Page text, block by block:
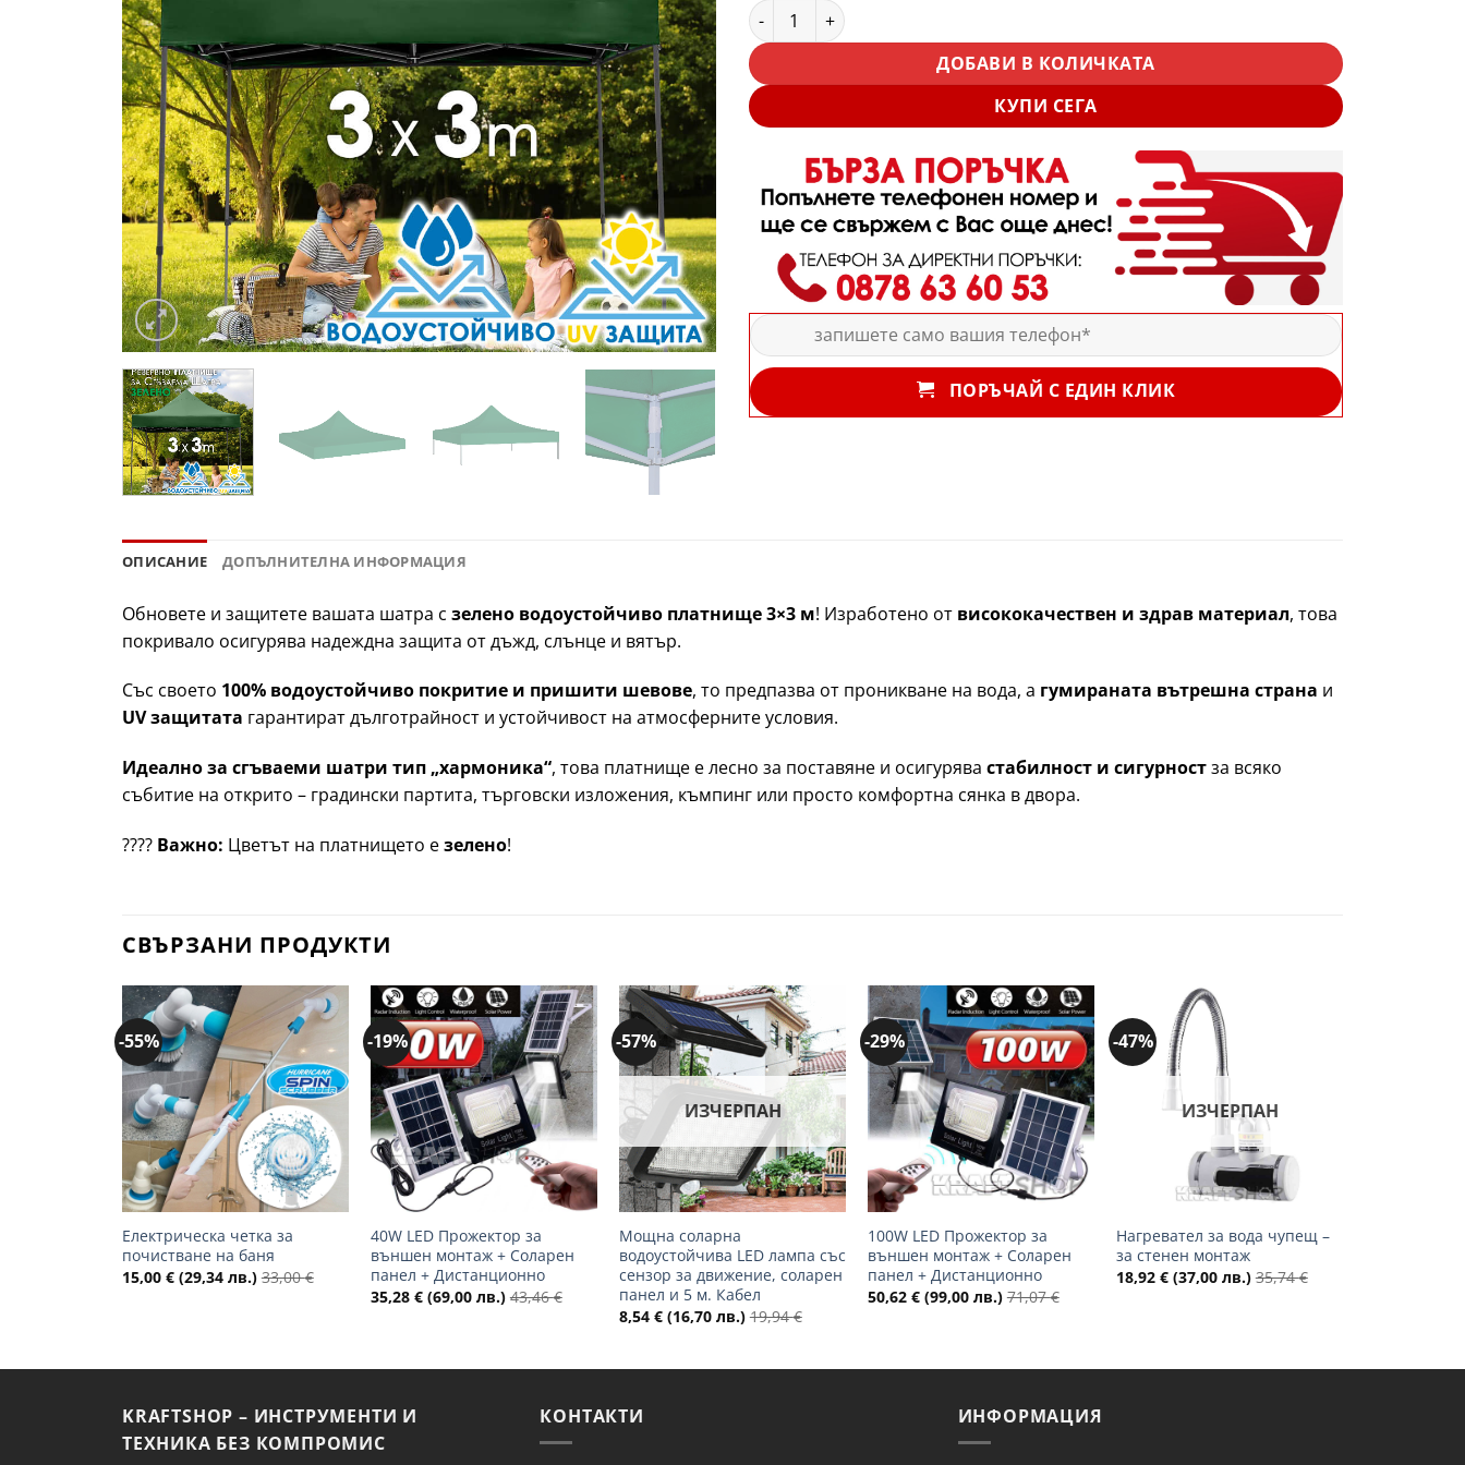
количество за Резервно платнище за шатра 3x3 – Водоустойчиво и UV защитено
ДОБАВИ В КОЛИЧКАТА
КУПИ СЕГА
ПОРЪЧАЙ С ЕДИН КЛИК
ОПИСАНИЕ ДОПЪЛНИТЕЛНА ИНФОРМАЦИЯ
Обновете и защитете вашата шатра с зелено водоустойчиво платнище 3×3 м! Изработено от висококачествен и здрав материал, това
покривало осигурява надеждна защита от дъжд, слънце и вятър.
Със своето 100% водоустойчиво покритие и пришити шевове, то предпазва от проникване на вода, а гумираната вътрешна страна и
UV защитата гарантират дълготрайност и устойчивост на атмосферните условия.
Идеално за сгъваеми шатри тип „хармоника“, това платнище е лесно за поставяне и осигурява стабилност и сигурностза всяко
събитие на открито – градински партита, търговски изложения, къмпинг или просто комфортна сянка в двора.
???? Важно: Цветът на платнището езелено!
СВЪРЗАНИ ПРОДУКТИ
-55%
Добави
в
желани
+
Електрическа четка за
почистване на баня
15,00 € (29,34 лв.) 33,00€
-19%
Добави
в
желани
+
40W LED Прожектор за
външен монтаж + Соларен
панел + Дистанционно
35,28 € (69,00 лв.) 43,46€
-57%
Добави
в
желани
+
ИЗЧЕРПАН
Мощна соларна
водоустойчива LED лампа със
сензор за движение, соларен
панел и 5 м. Кабел
8,54 € (16,70 лв.) 19,94€
-29%
Добави
в
желани
+
100W LED Прожектор за
външен монтаж + Соларен
панел + Дистанционно
50,62 € (99,00 лв.) 71,07€
-47%
ИЗЧЕРПАН
Нагревател за вода чупещ –
за стенен монтаж
18,92 € (37,00 лв.) 35,74€
KRAFTSHOP – ИНСТРУМЕНТИ И
ТЕХНИКА БЕЗ КОМПРОМИС
КОНТАКТИ ИНФОРМАЦИЯ